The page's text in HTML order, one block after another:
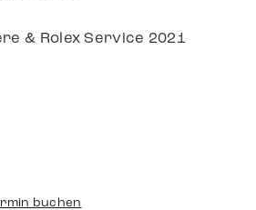
& Rolex Service 2021
buchen